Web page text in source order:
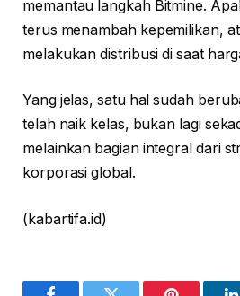
memantau langkah Bitmine.
terus menambah kepemilikan,
melakukan distribusi di saat
Yang jelas, satu hal sudah
telah naik kelas, bukan lagi
melainkan bagian integral dari
korporasi global.
(kabartifa.id)